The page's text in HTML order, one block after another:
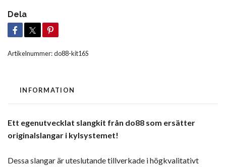
Dela
Artikelnummer:do88-kit16S
INFORMATION
Ett egenutvecklat slangkit från do88 som ersätter
originalslangar i kylsystemet!
Dessa slangar är uteslutande tillverkade i högkvalitativt